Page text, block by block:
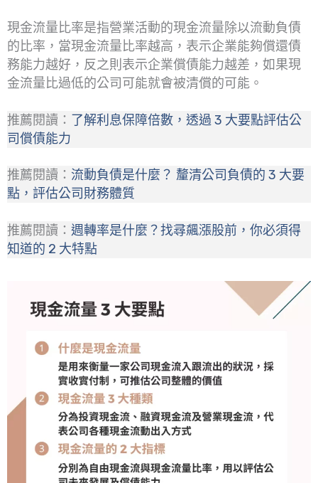
現金流量比率是指營業活動的現金流量除以流動負債
的比率，當現金流量比率越高，表示企業能夠償還債
務能力越好，反之則表示企業償債能力越差，如果現
金流量比過低的公司可能就會被清償的可能。
推薦閱讀： 了解利息保障倍數，透過 3 大要點評估公
司償債能力
推薦閱讀： 流動負債是什麼？ 釐清公司負債的 3 大要
點，評估公司財務體質
推薦閱讀： 週轉率是什麼？找尋飆漲股前，你必須得
知道的 2 大特點